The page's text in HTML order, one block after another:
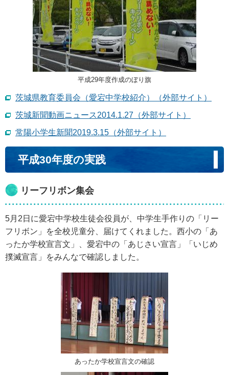
平成29年度作成のぼり旗
茨城県教育委員会（愛宕中学校紹介）（外部サイト）
茨城新聞動画ニュース2014.1.27（外部サイト）
常陽小学生新聞2019.3.15（外部サイト）
平成30年度の実践
リーフリボン集会
5月2日に愛宕中学校生徒会役員が、中学生手作りの「リー
フリボン」を全校児童分、届けてくれました。西小の「あ
ったか学校宣言文」、愛宕中の「あじさい宣言」「いじめ
撲滅宣言」をみんなで確認しました。
あったか学校宣言文の確認